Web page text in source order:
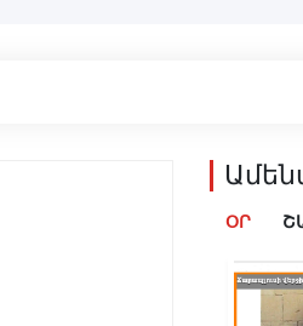
ՕՐ